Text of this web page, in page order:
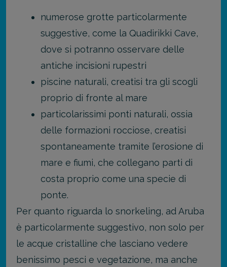
numerose grotte particolarmente
suggestive, come la Quadirikki Cave,
dove si potranno osservare delle
antiche incisioni rupestri
piscine naturali, creatisi tra gli scogli
proprio di fronte al mare
particolarissimi ponti naturali, ossia
delle formazioni rocciose, creatisi
spontaneamente tramite l’erosione di
mare e fiumi, che collegano parti di
costa proprio come una specie di
ponte.
Per quanto riguarda lo snorkeling, ad Aruba
è particolarmente suggestivo, non solo per
le acque cristalline che lasciano vedere
benissimo pesci e vegetazione, ma anche